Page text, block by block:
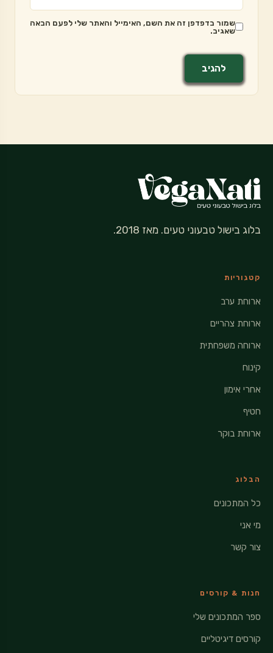
שמור בדפדפן זה את השם, האימייל והאתר שלי לפעם הבאה
שאגיב.
בלוג בישול טבעוני טעים. מאז 2018.
קטגוריות
ארוחת ערב
ארוחת צהריים
ארוחה משפחתית
קינוח
אחרי אימון
חטיף
ארוחת בוקר
הבלוג
כל המתכונים
מי אני
צור קשר
חנות & קורסים
ספר המתכונים שלי
קורסים דיגיטליים